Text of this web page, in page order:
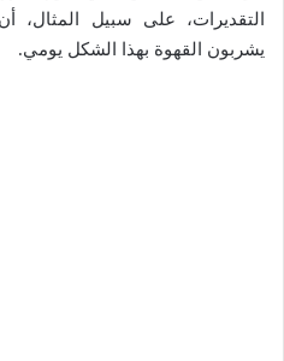
يشربون القهوة بهذا الشكل يومي.